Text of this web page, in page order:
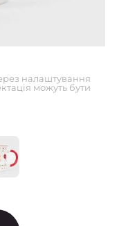
налаштування
можуть бути